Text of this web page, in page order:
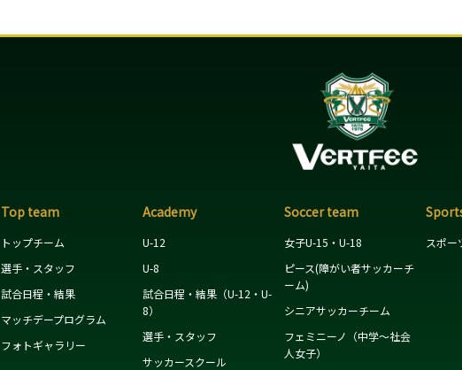
Top team
トップチーム
選手・スタッフ
試合日程・結果
マッチデープログラム
フォトギャラリー
Academy
U-12
U-8
試合日程・結果（U-12・U-
8）
選手・スタッフ
サッカースクール
Soccer team
女子U-15・U-18
ピース(障がい者サッカーチ
ーム)
シニアサッカーチーム
フェミニーノ（中学～社会
人女子）
スポー